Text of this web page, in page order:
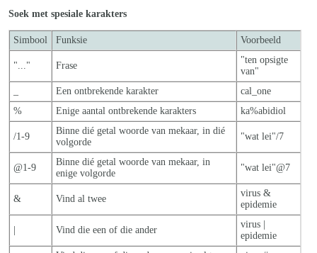
Soek met spesiale karakters
Simbool Funksie Voorbeeld
"..." Frase
"ten opsigte
van"
Een ontbrekende karakter
cal_one
%
Enige aantal ontbrekende karakters ka%abidiol
/1-9
Binne dié getal woorde van mekaar, in dié
volgorde
"wat lei"/7
@1-9
Binne dié getal woorde van mekaar, in
enige volgorde
"wat lei"@7
& Vind al twee
virus &
epidemie
Vind die een of die ander
virus |
epidemie